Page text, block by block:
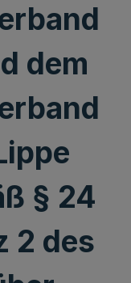
dem
§ 24
2 des